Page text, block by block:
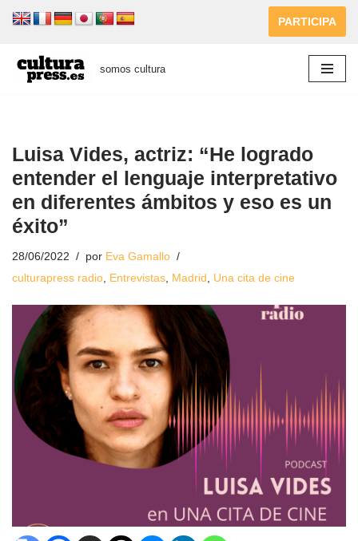
al
contenido
PARTICIPA
somos cultura
Luisa Vides, actriz: “He logrado
entender el lenguaje interpretativo
en diferentes ámbitos y eso es un
éxito”
28/06/2022 por Eva Gamallo
culturapress radio Entrevistas Madrid Una cita de cine